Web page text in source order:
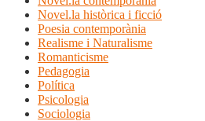
Novel.la històrica i ficció
Poesia contemporània
Realisme i Naturalisme
Romanticisme
Pedagogia
Política
Psicologia
Sociologia